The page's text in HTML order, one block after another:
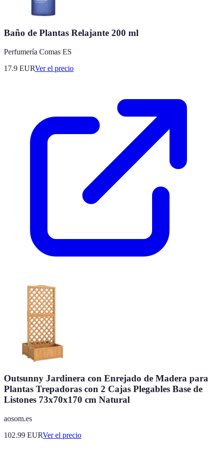
Baño de Plantas Relajante 200 ml
Perfumería Comas ES
17.9 EURVer el precio
Outsunny Jardinera con Enrejado de Madera para
Plantas Trepadoras con 2 Cajas Plegables Base de
Listones 73x70x170 cm Natural
aosom.es
102.99 EURVer el precio